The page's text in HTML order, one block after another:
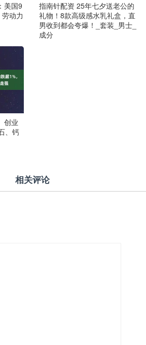
美国9
动力
指南针配资 25年七夕送老公的
礼物！8款高级感水乳礼盒，直
男收到都会夸爆！_套装_男士_
成分
创业
、钙
相关评论